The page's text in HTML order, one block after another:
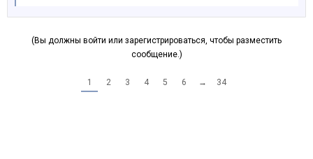
(Вы должны войти или зарегистрироваться, чтобы разместить
сообщение.)
1 2 3 4 5 6 → 34